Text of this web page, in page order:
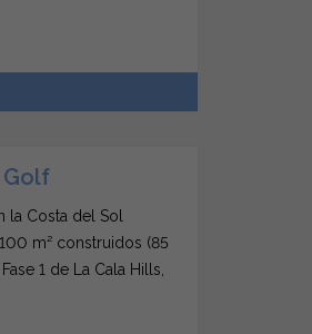
la Costa del Sol
m² construidos (85
1 de La Cala Hills,
Este inmueble